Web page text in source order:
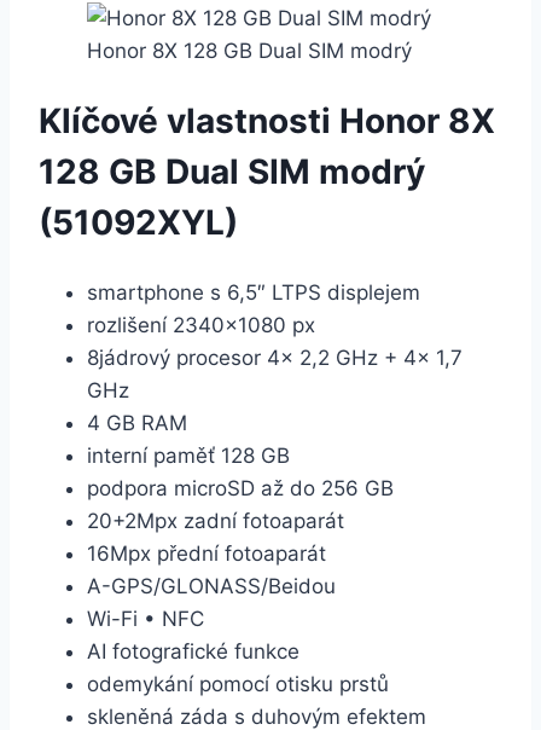
Honor 8X 128 GB Dual SIM modrý
Klíčové vlastnosti Honor 8X
128 GB Dual SIM modrý
(51092XYL)
smartphone s 6,5″ LTPS displejem
rozlišení 2340×1080 px
8jádrový procesor 4× 2,2 GHz + 4× 1,7
GHz
4 GB RAM
interní paměť 128 GB
podpora microSD až do 256 GB
20+2Mpx zadní fotoaparát
16Mpx přední fotoaparát
A-GPS/GLONASS/Beidou
Wi-Fi • NFC
AI fotografické funkce
odemykání pomocí otisku prstů
skleněná záda s duhovým efektem